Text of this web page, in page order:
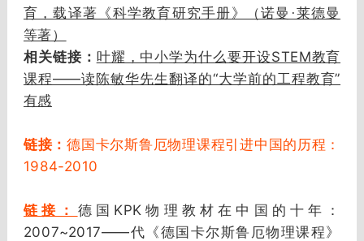
育，载译著《科学教育研究手册》（诺曼·莱德曼
等著）
相关链接： 叶耀，中小学为什么要开设STEM教育
课程——读陈敏华先生翻译的“大学前的工程教育”
有感
链接：德国卡尔斯鲁厄物理课程引进中国的历程：
1984-2010
链接： 德国KPK物理教材在中国的十年：
2007~2017——代《德国卡尔斯鲁厄物理课程》